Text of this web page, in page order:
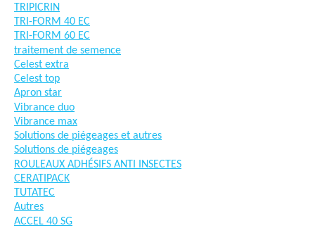
TRIPICRIN
TRI-FORM 40 EC
TRI-FORM 60 EC
traitement de semence
Celest extra
Celest top
Apron star
Vibrance duo
Vibrance max
Solutions de piégeages et autres
Solutions de piégeages
ROULEAUX ADHÉSIFS ANTI INSECTES
CERATIPACK
TUTATEC
Autres
ACCEL 40 SG